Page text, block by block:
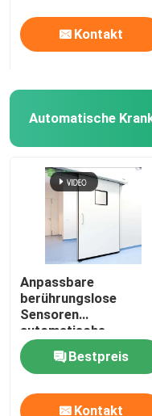
Kontakt
Automatische
Anpassbare
berührungslose
Sensoren
automatische
Krankenhaustüren
Bestpreis
Kontakt